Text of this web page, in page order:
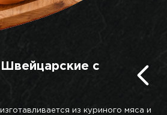
с
из куриного мяса и